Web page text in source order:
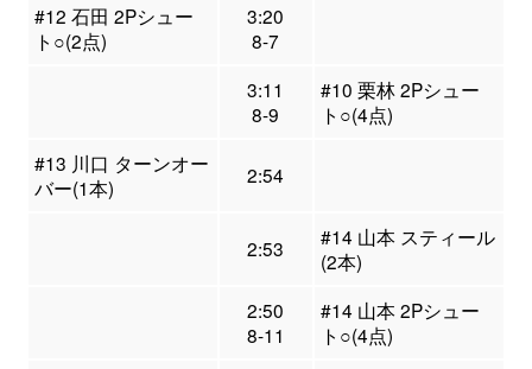
#12 石田 2Pシュー
ト○(2点)
3:20
8-7
3:11
8-9
#10 栗林 2Pシュー
ト○(4点)
#13 川口 ターンオー
バー(1本)
2:54
2:53
#14 山本 スティール
(2本)
2:50
8-11
#14 山本 2Pシュー
ト○(4点)